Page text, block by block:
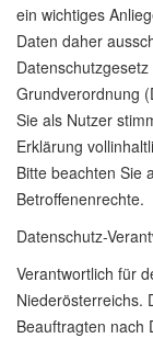
ein wichtiges
Daten daher
Grundverordnung
Sie als Nutzer
Erklärung
Bitte beachten Sie
Betroffenenrechte.
Datenschutz-
Verantwortlich für
Niederösterreichs.
Beauftragten nach